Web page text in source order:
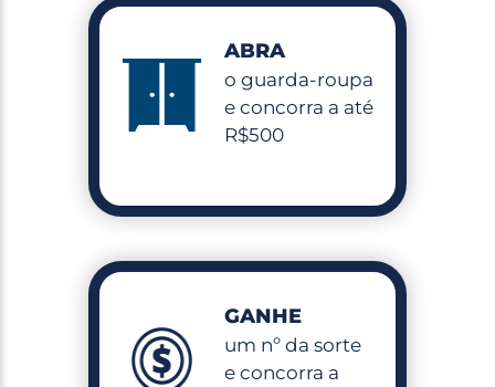
ABRA
o guarda-roupa
e concorra a até
R$500
GANHE
um nº da sorte
e concorra a